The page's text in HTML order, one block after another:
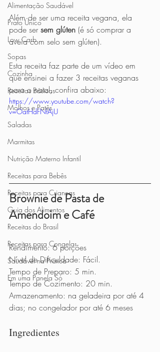
Alimentação Saudável
Prato Único
Low Carb
Sopas
Cozinha
Receitas Básicas
Molhos e Patês
Saladas
Marmitas
Nutrição Materno Infantil
Receitas para Bebês
Receitas para Crianças
Guia dos Alimentos
Receitas do Brasil
Receitas para Congelar
Saudável na Prática
Em uma Panela Só
Além de ser uma receita vegana, ela
pode ser sem glúten (é só comprar a
aveia com selo sem glúten).
Esta receita faz parte de um vídeo em
que ensinei a fazer 3 receitas veganas
para o natal, confira abaixo:
https://www.youtube.com/watch?
v=OatHdFNfAjU
Brownie de Pasta de
Amendoim e Café
Rendimento: 6 porções
Nível de Dificuldade: Fácil.
Tempo de Preparo: 5 min.
Tempo de Cozimento: 20 min.
Armazenamento: na geladeira por até 4
dias; no congelador por até 6 meses
Ingredientes